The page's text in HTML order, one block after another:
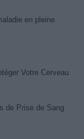
en pleine
Votre Cerveau
de Prise de Sang